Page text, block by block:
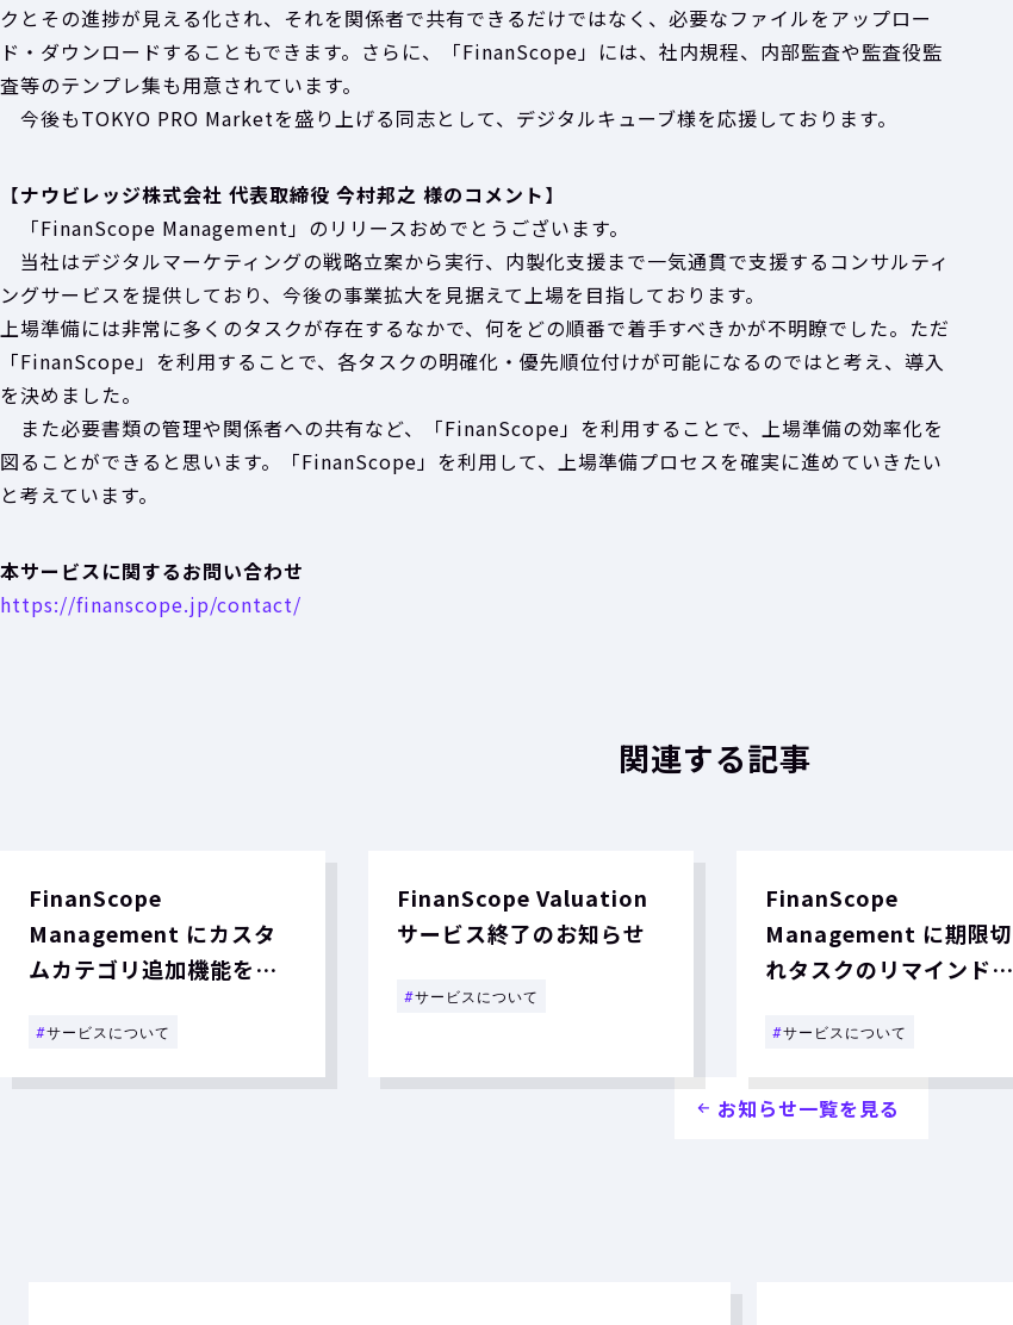
クとその進捗が見える化され、それを関係者で共有できるだけではなく、必要なファイルをアップロー
ド・ダウンロードすることもできます。さらに、「FinanScope」には、社内規程、内部監査や監査役監
査等のテンプレ集も用意されています。
今後もTOKYO PRO Marketを盛り上げる同志として、デジタルキューブ様を応援しております。
【ナウビレッジ株式会社 代表取締役 今村邦之 様のコメント】
「FinanScope Management」のリリースおめでとうございます。
当社はデジタルマーケティングの戦略立案から実行、内製化支援まで一気通貫で支援するコンサルティ
ングサービスを提供しており、今後の事業拡大を見据えて上場を目指しております。
上場準備には非常に多くのタスクが存在するなかで、何をどの順番で着手すべきかが不明瞭でした。ただ
「FinanScope」を利用することで、各タスクの明確化・優先順位付けが可能になるのではと考え、導入
を決めました。
また必要書類の管理や関係者への共有など、「FinanScope」を利用することで、上場準備の効率化を
図ることができると思います。「FinanScope」を利用して、上場準備プロセスを確実に進めていきたい
と考えています。
本サービスに関するお問い合わせ
https://finanscope.jp/contact/
関連する記事
FinanScope
Management にカスタ
ムカテゴリ追加機能を実
#サービスについて
FinanScope Valuation
サービス終了のお知らせ
#サービスについて
FinanScope
Management に期限切
れタスクのリマインドメ
#サービスについて
お知らせ一覧を見る